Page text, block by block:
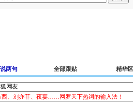
两句 全部跟贴 精华区
、刘亦菲、夜宴……网罗天下热词的输入法！